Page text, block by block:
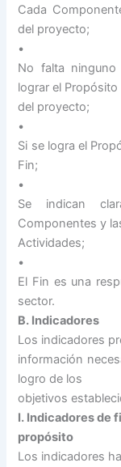
Cada
del proyecto;
•
No falta ninguno
lograr el Propósito
del proyecto;
•
Si se logra el
Fin;
•
Se indican
Componentes y
Actividades;
•
El Fin es una
sector.
B. Indicadores
Los indicadores
información
logro de los
objetivos
I. Indicadores de
propósito
Los indicadores